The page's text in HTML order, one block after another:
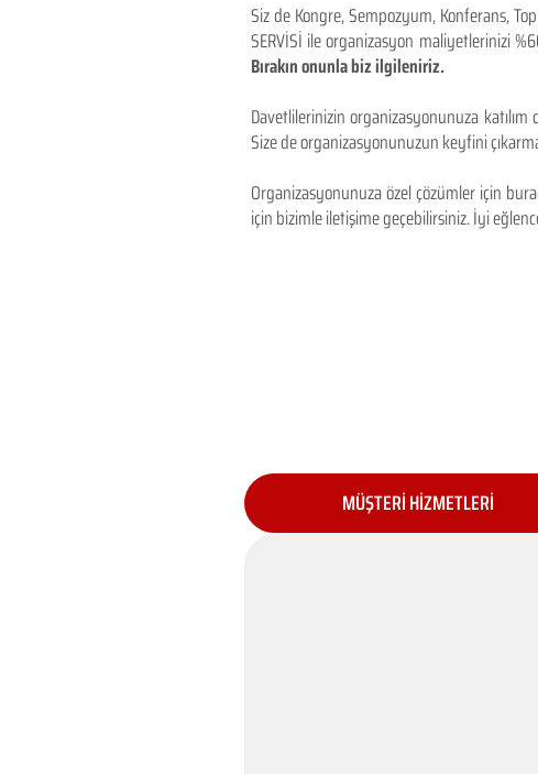
Siz de Kongre, Sempozyum, Konferans,
SERVİSİ ile organizasyon maliyetlerinizi
Bırakın onunla biz ilgileniriz.
Davetlilerinizin organizasyonunuza
Size de organizasyonunuzun keyfini
Organizasyonunuza özel çözümler için
için bizimle iletişime geçebilirsiniz. İyi
MÜŞTERİ HİZMETLERİ